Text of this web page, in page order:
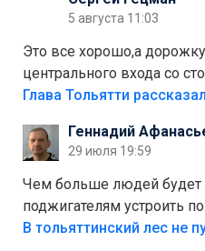
5 августа 11:03
Это все хорошо,а
центрального входа со
аттракционам слабо
лежала в парке и
украли.
Геннадий
29 июля 19:59
Чем больше людей будет
поджигателям устроить
костры,тех надо